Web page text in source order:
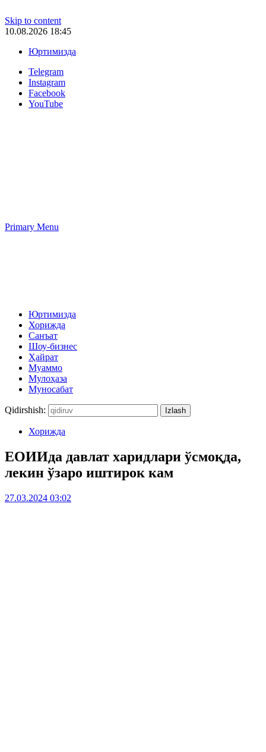
Skip to content
10.08.2026 18:45
Юртимизда
Telegram
Instagram
Facebook
YouTube
Primary Menu
Юртимизда
Хорижда
Санъат
Шоу-бизнес
Ҳайрат
Муаммо
Мулоҳаза
Муносабат
Qidirshish:
Хорижда
ЕОИИда давлат харидлари ўсмоқда,
лекин ўзаро иштирок кам
27.03.2024 03:02